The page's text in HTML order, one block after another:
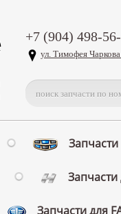
+7 (904) 498-
ул. Тимофея
Запчасти для